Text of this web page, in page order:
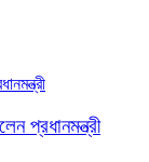
প্রধানমন্ত্রী